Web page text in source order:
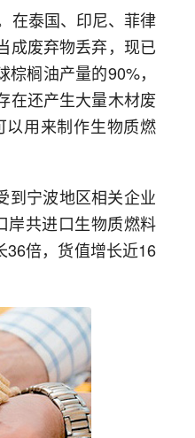
在泰国、印尼、菲律
成废弃物丢弃，现已
榈油产量的90%，
在还产生大量木材废
用来制作生物质燃
到宁波地区相关企业
岸共进口生物质燃料
36倍，货值增长近16